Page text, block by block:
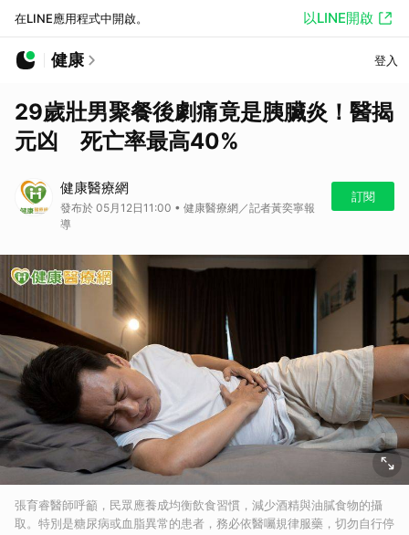
在LINE應用程式中開啟。 以LINE開啟
健康 登入
29歲壯男聚餐後劇痛竟是胰臟炎！醫揭
元凶 死亡率最高40%
健康醫療網
發布於 05月12日11:00 • 健康醫療網／記者黃奕寧報
導
訂閱
張育睿醫師呼籲，民眾應養成均衡飲食習慣，減少酒精與油膩食物的攝
取。特別是糖尿病或血脂異常的患者，務必依醫囑規律服藥，切勿自行停